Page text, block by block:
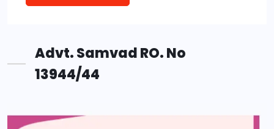
Advt. Samvad RO. No
13944/44